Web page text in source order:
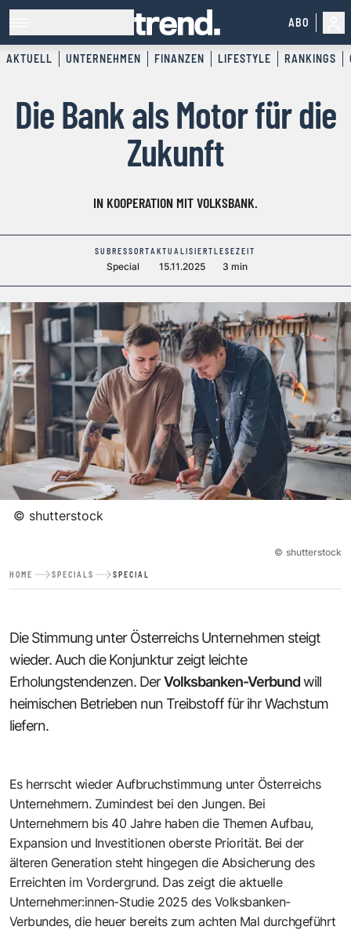
ABO
AKTUELL UNTERNEHMEN FINANZEN LIFESTYLE RANKINGS
Die Bank als Motor für die
Zukunft
IN KOOPERATION MIT VOLKSBANK.
SUBRESSORT
Special
AKTUALISIERT
15.11.2025
LESEZEIT
3 min
© shutterstock
© shutterstock
HOME SPECIALS SPECIAL
Die Stimmung unter Österreichs Unternehmen steigt
wieder. Auch die Konjunktur zeigt leichte
Erholungstendenzen. DerVolksbanken-Verbundwill
heimischen Betrieben nun Treibstoff für ihr Wachstum
liefern.
Es herrscht wieder Aufbruchstimmung unter Österreichs
Unternehmern. Zumindest bei den Jungen. Bei
Unternehmern bis 40 Jahre haben die Themen Aufbau,
Expansion und Investitionen oberste Priorität. Bei der
älteren Generation steht hingegen die Absicherung des
Erreichten im Vordergrund. Das zeigt die aktuelle
Unternehmer:innen-Studie 2025 des Volksbanken-
Verbundes, die heuer bereits zum achten Mal durchgeführt